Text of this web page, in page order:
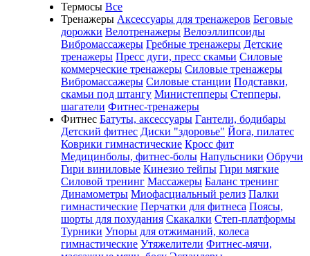
Термосы Все
Тренажеры Аксессуары для тренажеров Беговые
дорожки Велотренажеры Велоэллипсоиды
Вибромассажеры Гребные тренажеры Детские
тренажеры Пресс дуги, пресс скамьи Силовые
коммерческие тренажеры Силовые тренажеры
Вибромассажеры Силовые станции Подставки,
скамьи под штангу Министепперы Степперы,
шагатели Фитнес-тренажеры
Фитнес Батуты, аксессуары Гантели, бодибары
Детский фитнес Диски "здоровье" Йога, пилатес
Коврики гимнастические Кросс фит
Медицинболы, фитнес-болы Напульсники Обручи
Гири виниловые Кинезио тейпы Гири мягкие
Силовой тренинг Массажеры Баланс тренинг
Динамометры Миофасциальный релиз Палки
гимнастические Перчатки для фитнеса Поясы,
шорты для похудания Скакалки Степ-платформы
Турники Упоры для отжиманий, колеса
гимнастические Утяжелители Фитнес-мячи,